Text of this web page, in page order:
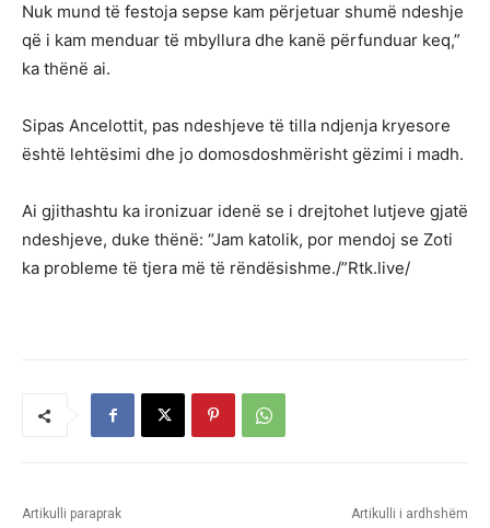
Nuk mund të festoja sepse kam përjetuar shumë ndeshje
që i kam menduar të mbyllura dhe kanë përfunduar keq,”
ka thënë ai.
Sipas Ancelottit, pas ndeshjeve të tilla ndjenja kryesore
është lehtësimi dhe jo domosdoshmërisht gëzimi i madh.
Ai gjithashtu ka ironizuar idenë se i drejtohet lutjeve gjatë
ndeshjeve, duke thënë: “Jam katolik, por mendoj se Zoti
ka probleme të tjera më të rëndësishme./”Rtk.live/
Artikulli paraprak Artikulli i ardhshëm